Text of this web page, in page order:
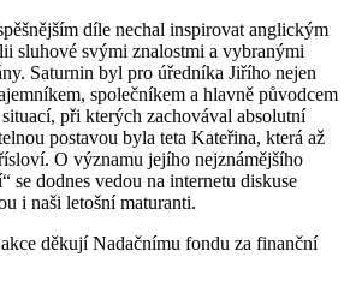
díle nechal inspirovat anglickým
sluhové svými znalostmi a vybranými
Saturnin byl pro úředníka Jiřího nejen
společníkem a hlavně původcem
při kterých zachovával absolutní
postavou byla teta Kateřina, která až
O významu jejího nejznámějšího
se dodnes vedou na internetu diskuse
i naši letošní maturanti.
děkují Nadačnímu fondu za finanční